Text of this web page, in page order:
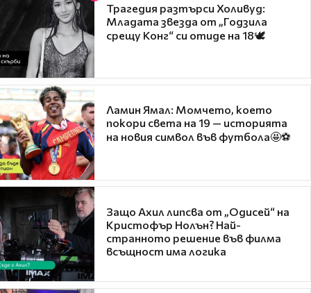
Трагедия разтърси Холивуд:
Младата звезда от „Годзила
срещу Конг“ си отиде на 18🕊️
Ламин Ямал: Момчето, което
покори света на 19 — историята
на новия символ във футбола🤩⚽
Защо Ахил липсва от „Одисей“ на
Кристофър Нолън? Най-
странното решение във филма
всъщност има логика